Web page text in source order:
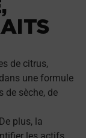
de citrus,
une formule
de sèche, de
plus, la